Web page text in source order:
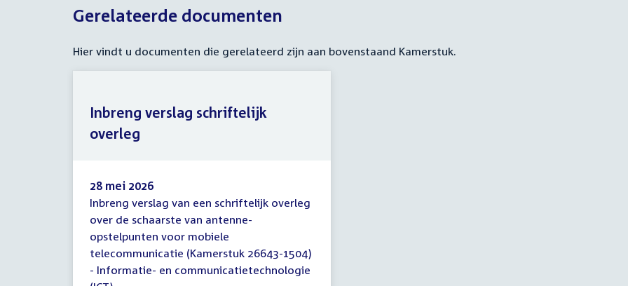
Gerelateerde documenten
Hier vindt u documenten die gerelateerd zijn aan bovenstaand Kamerstuk.
Inbreng
verslag
schriftelijk
overleg
28 mei 2026
Inbreng verslag van een schriftelijk overleg
over de schaarste van antenne-
opstelpunten voor mobiele
telecommunicatie (Kamerstuk 26643-1504)
- Informatie- en communicatietechnologie
Inbreng verslag schriftelijk
overleg